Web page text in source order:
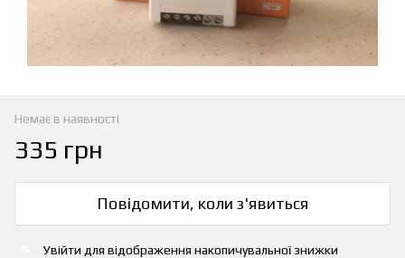
Немає в наявності
335 грн
Повідомити, коли з'явиться
Увійти для відображення накопичувальної знижки